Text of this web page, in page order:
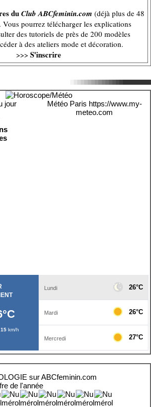
duClub ABCfeminin.com (déjà plus de 48
pourrez télécharger les explications
des tutoriels de près de 200 modèles
à des ateliers mode et décoration.
>>> S'inscrire
Météo Paris https://www.my-
meteo.com